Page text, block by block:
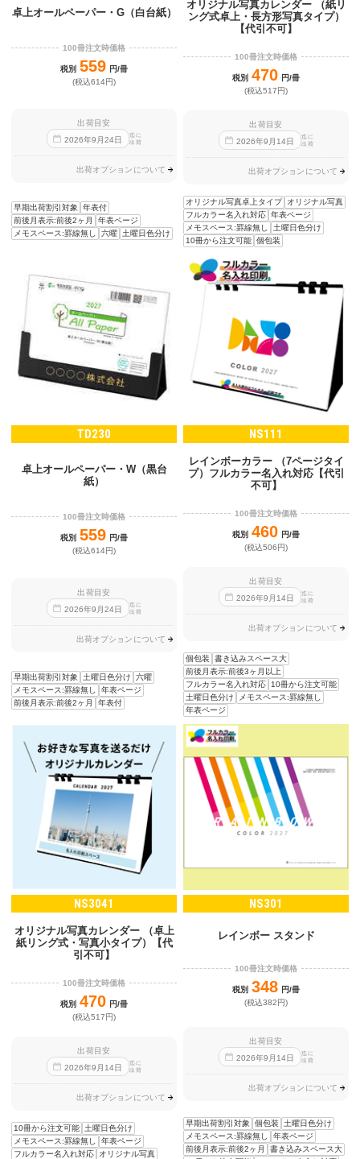
卓上オールペーパー・G（白台紙）
100冊注文時価格
税別 559 円/冊
(税込614円)
出荷目安
2026年9 月24日
迄に
出荷
出荷オプションについて
早期出荷割引対象
年表付
前後月表示:前後2ヶ月
年表ページ
メモスペース:罫線無し
六曜 土曜日色分け
オリジナル写真カレンダー （紙リ
ング式卓上・長方形写真タイプ）
【代引不可】
100冊注文時価格
税別 470 円/冊
(税込517円)
出荷目安
2026年9 月14日
迄に
出荷
出荷オプションについて
オリジナル写真卓上タイプ
オリジナル写真
フルカラー名入れ対応 年表ページ
メモスペース:罫線無し
土曜日色分け
10冊から注文可能 個包装
TD230
卓上オールペーパー・W（黒台
紙）
100冊注文時価格
税別 559 円/冊
(税込614円)
出荷目安
2026年9 月24日
迄に
出荷
出荷オプションについて
早期出荷割引対象 土曜日色分け
六曜
メモスペース:罫線無し
年表ページ
前後月表示:前後2ヶ月
年表付
NS111
レインボーカラー （7ページタイ
プ）フルカラー名入れ対応【代引
不可】
100冊注文時価格
税別 460 円/冊
(税込506円)
出荷目安
2026年9 月14日
迄に
出荷
出荷オプションについて
個包装
書き込みスペース大
前後月表示:前後3ヶ月以上
フルカラー名入れ対応 10冊から注文可能
土曜日色分け
メモスペース:罫線無し
年表ページ
NS3041
オリジナル写真カレンダー （卓上
紙リング式・写真小タイプ）【代
引不可】
100冊注文時価格
税別 470 円/冊
(税込517円)
出荷目安
2026年9 月14日
迄に
出荷
出荷オプションについて
10冊から注文可能 土曜日色分け
メモスペース:罫線無し
年表ページ
フルカラー名入れ対応
オリジナル写真
NS301
レインボー スタンド
100冊注文時価格
税別 348 円/冊
(税込382円)
出荷目安
2026年9 月14日
迄に
出荷
出荷オプションについて
早期出荷割引対象 個包装
土曜日色分け
メモスペース:罫線無し
年表ページ
前後月表示:前後2ヶ月
書き込みスペース大